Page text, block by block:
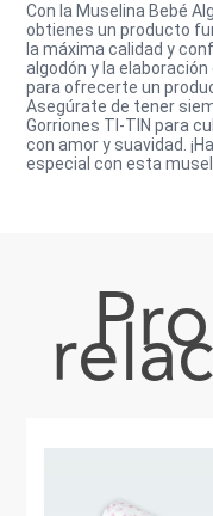
Con la Muselina Bebé
obtienes un producto
la máxima calidad y
algodón y la
para ofrecerte un
Asegúrate de tener
Gorriones TI-TIN para
con amor y suavidad.
especial con esta